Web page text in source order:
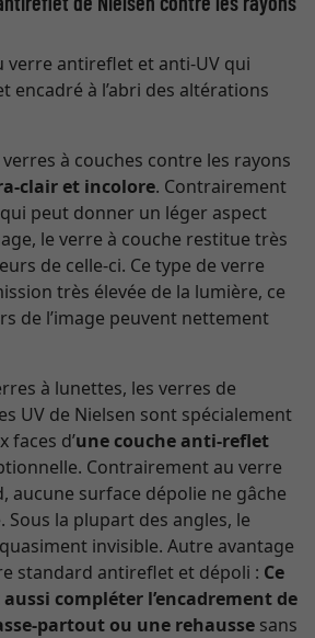
verre antireflet et anti-UV qui
encadré à l’abri des altérations
à couches contre les rayons
clair et incolore. Contrairement
peut donner un léger aspect
le verre à couche restitue très
de celle-ci. Ce type de verre
très élevée de la lumière, ce
de l’image peuvent nettement
à lunettes, les verres de
UV de Nielsen sont spécialement
faces d’une couche anti-reflet
Contrairement au verre
aucune surface dépolie ne gâche
Sous la plupart des angles, le
invisible. Autre avantage
standard antireflet et dépoli : Ce
compléter l’encadrement de
partout ou une rehausse sans